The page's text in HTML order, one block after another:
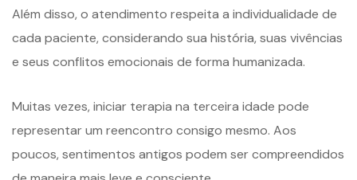
Além disso, o atendimento respeita a individualidade de
cada paciente, considerando sua história, suas vivências
e seus conflitos emocionais de forma humanizada.
Muitas vezes, iniciar terapia na terceira idade pode
representar um reencontro consigo mesmo. Aos
poucos, sentimentos antigos podem ser compreendidos